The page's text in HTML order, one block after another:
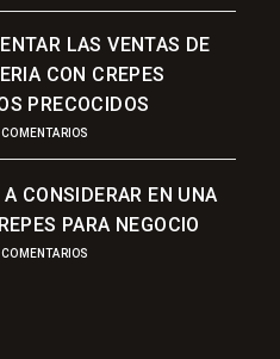
LAS VENTAS DE
CON CREPES
PRECOCIDOS
CONSIDERAR EN UNA
PARA NEGOCIO